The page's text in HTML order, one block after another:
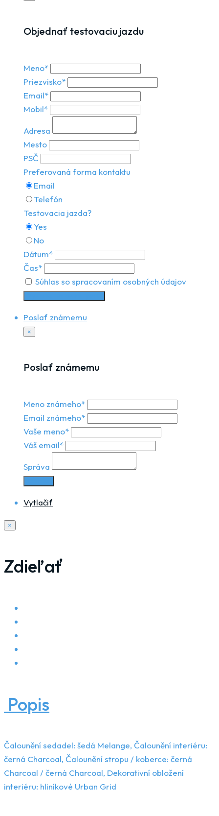
Objednať testovaciu jazdu
Meno*
Priezvisko*
Email*
Mobil*
Adresa
Mesto
PSČ
Preferovaná forma kontaktu
Email
Telefón
Testovacia jazda?
Yes
No
Dátum*
Čas*
Súhlas so spracovaním osobných údajov
Poslať známemu
×
Poslať známemu
Meno známeho*
Email známeho*
Vaše meno*
Váš email*
Správa
Vytlačiť
×
Zdieľať
Popis
Čalounění sedadel: šedá Melange, Čalounění interiéru:
černá Charcoal, Čalounění stropu / koberce: černá
Charcoal / černá Charcoal, Dekorativní obložení
interiéru: hliníkové Urban Grid